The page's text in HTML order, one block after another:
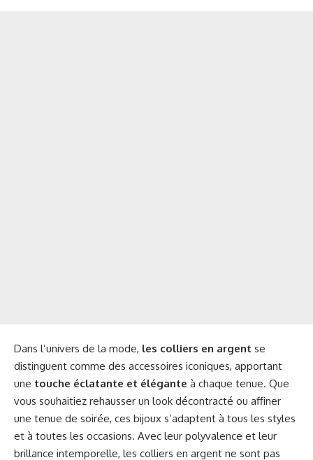
Dans l’univers de la mode, les colliers en argent se
distinguent comme des accessoires iconiques, apportant
une touche éclatante et élégante à chaque tenue. Que
vous souhaitiez rehausser un look décontracté ou affiner
une tenue de soirée, ces bijoux s’adaptent à tous les styles
et à toutes les occasions. Avec leur polyvalence et leur
brillance intemporelle, les colliers en argent ne sont pas